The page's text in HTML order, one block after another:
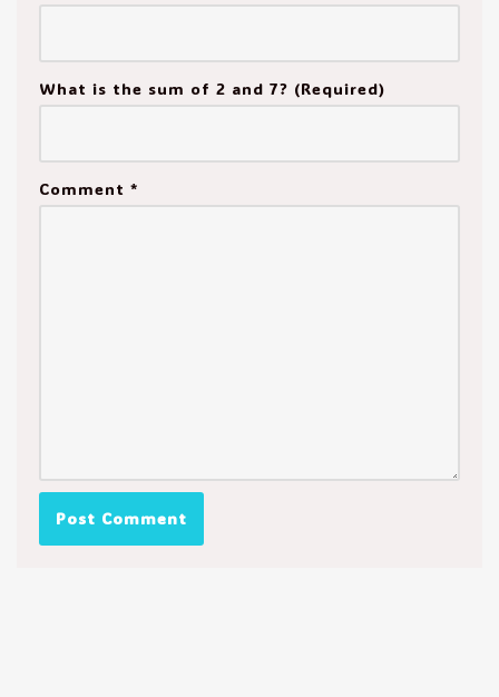
What is the sum of 2 and 7? (Required)
Comment *